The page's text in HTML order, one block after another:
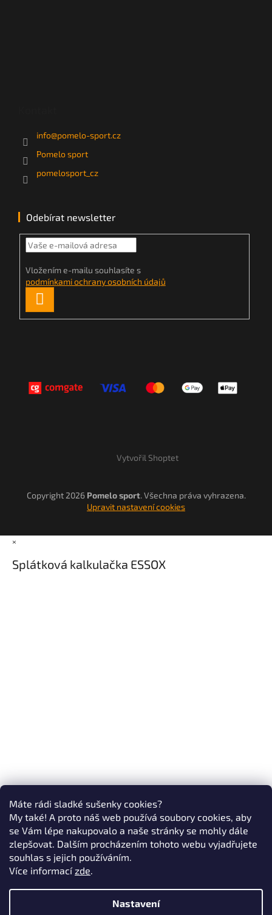
Máte rádi sladké sušenky cookies?
My také! A proto náš web používá soubory cookies, aby
se Vám lépe nakupovalo a naše stránky se mohly dále
zlepšovat. Dalším procházením tohoto webu vyjadřujete
souhlas s jejich používáním.
Více informacízde.
Nastavení
info@pomelo-sport.cz
Pomelo sport
pomelosport_cz
Odebírat newsletter
Vložením e-mailu souhlasíte s
podmínkami ochrany osobních údajů
SE
Vytvořil Shoptet
Copyright 2026 Pomelo sport. Všechna práva vyhrazena.
Upravit nastavení cookies
×
Splátková kalkulačka ESSOX